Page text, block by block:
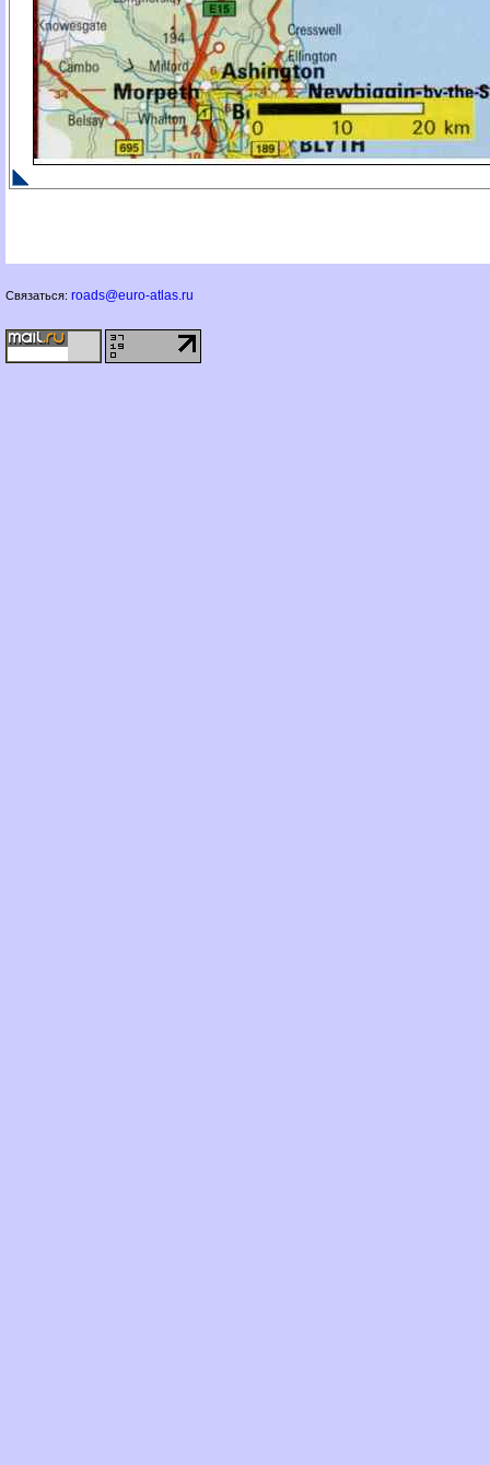
Связаться: roads@euro-atlas.ru